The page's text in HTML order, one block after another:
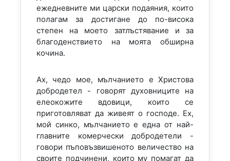
ежедневните ми царски подаяния, които
полагам за достигане до по-висока
степен на моето затлъстявание и за
благоденствието на моята обширна
кочина.
Ах, чедо мое, мълчанието е Христова
добродетел - говорят духовниците на
елеокожите вдовици, които се
приготовляват да живеят о господе. Ех,
мой синко, мълчанието е една от най-
главните комерчески добродетели -
говори пъповъзвишеното величество на
своите подчинени, които му помагат да